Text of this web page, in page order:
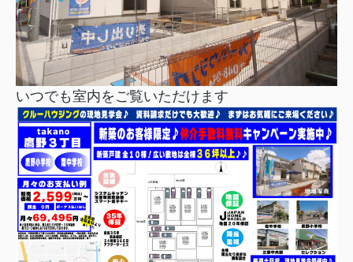
いつでも室内をご覧いただけます